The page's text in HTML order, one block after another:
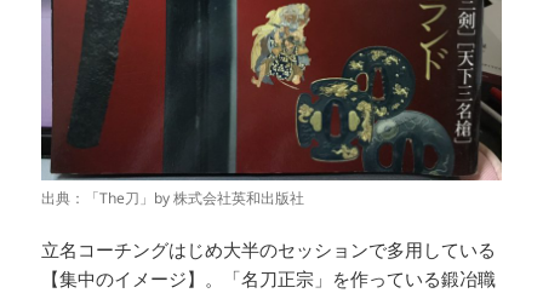
出典：「The刀」by 株式会社英和出版社
立名コーチングはじめ大半のセッションで多用している
【集中のイメージ】。「名刀正宗」を作っている鍛冶職